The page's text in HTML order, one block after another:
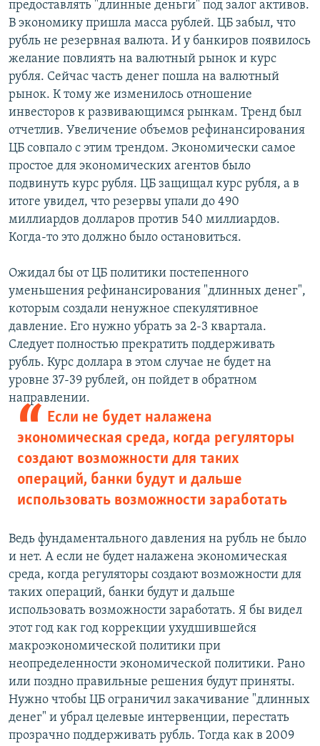
предоставлять "длинные деньги" под залог активов.
В экономику пришла масса рублей. ЦБ забыл, что
рубль не резервная валюта. И у банкиров появилось
желание повлиять на валютный рынок и курс
рубля. Сейчас часть денег пошла на валютный
рынок. К тому же изменилось отношение
инвесторов к развивающимся рынкам. Тренд был
отчетлив. Увеличение объемов рефинансирования
ЦБ совпало с этим трендом. Экономически самое
простое для экономических агентов было
подвинуть курс рубля. ЦБ защищал курс рубля, а в
итоге увидел, что резервы упали до 490
миллиардов долларов против 540 миллиардов.
Когда-то это должно было остановиться.
Ожидал бы от ЦБ политики постепенного
уменьшения рефинансирования "длинных денег",
которым создали ненужное спекулятивное
давление. Его нужно убрать за 2-3 квартала.
Следует полностью прекратить поддерживать
рубль. Курс доллара в этом случае не будет на
уровне 37-39 рублей, он пойдет в обратном
направлении.
Если не будет налажена
экономическая среда, когда регуляторы
создают возможности для таких
операций, банки будут и дальше
использовать возможности заработать
Ведь фундаментального давления на рубль не было
и нет. А если не будет налажена экономическая
среда, когда регуляторы создают возможности для
таких операций, банки будут и дальше
использовать возможности заработать. Я бы видел
этот год как год коррекции ухудшившейся
макроэкономической политики при
неопределенности экономической политики. Рано
или поздно правильные решения будут приняты.
Нужно чтобы ЦБ ограничил закачивание "длинных
денег" и убрал целевые интервенции, перестать
прозрачно поддерживать рубль. Тогда как в 2009